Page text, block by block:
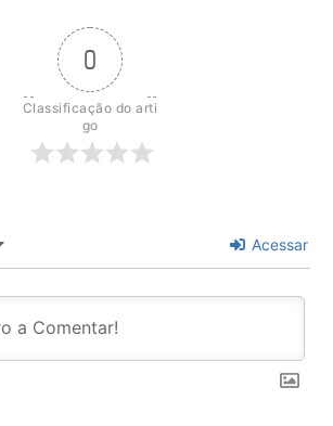
0
Classificação do arti
go
Acessar